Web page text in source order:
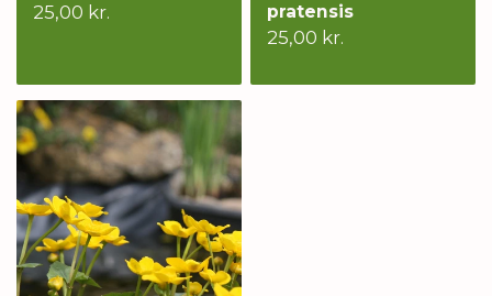
25,00 kr.
pratensis
25,00 kr.